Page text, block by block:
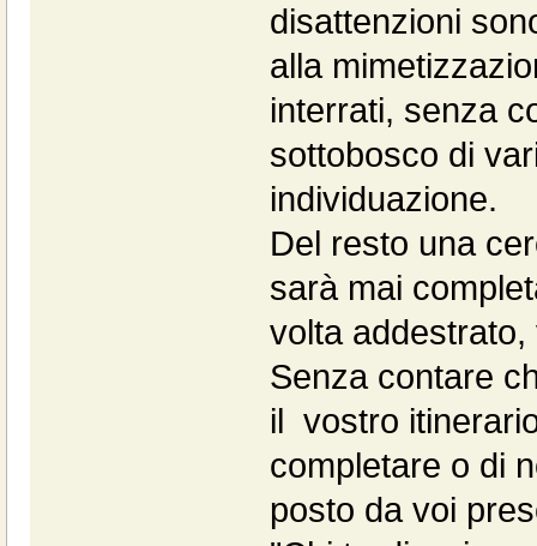
disattenzioni
alla
interrati, senza
sottobosco di
individuazione.
Del resto una
sarà mai
volta
Senza contare
il vostro
completare o di
posto da voi